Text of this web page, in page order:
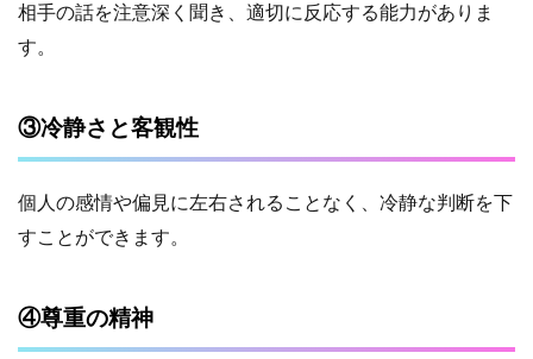
相手の話を注意深く聞き、適切に反応する能力がありま
す。
③冷静さと客観性
個人の感情や偏見に左右されることなく、冷静な判断を下
すことができます。
④尊重の精神